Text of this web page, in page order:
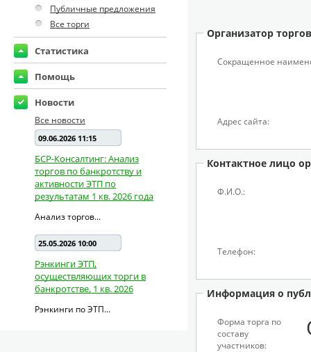
Публичные предложения
Все торги
Статистика
Помощь
Новости
Все новости
09.06.2026 11:15
БСР-Консалтинг: Анализ
торгов по банкротству и
активности ЭТП по
результатам 1 кв. 2026 года
Анализ торгов...
25.05.2026 10:00
Рэнкинги ЭТП,
осуществляющих торги в
банкротстве, 1 кв. 2026
Рэнкинги по ЭТП...
Организатор торгов
Сокращенное
Адрес сайта:
Контактное лицо
Ф.И.О.:
Телефон:
Информация о
Форма торга по
составу
участников: